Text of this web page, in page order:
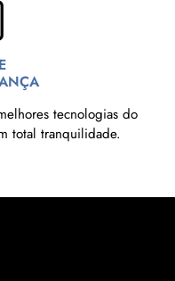
tecnologias do
total tranquilidade.